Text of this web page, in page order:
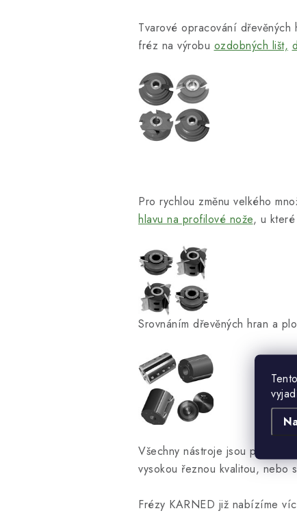
Tvarové opracování
fréz na výrobu ozdobných lišt,
Pro rychlou změnu velkého
hlavu na profilové nože, u
Srovnáním dřevěných hran a
Všechny nástroje jsou pro
vysokou řeznou kvalitou, nebo
Frézy KARNED již nabízíme